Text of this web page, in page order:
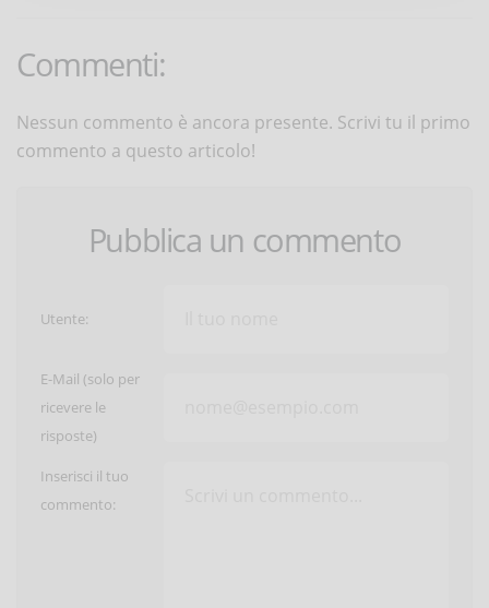
Commenti:
Nessun commento è ancora presente. Scrivi tu il primo
commento a questo articolo!
Pubblica un commento
Utente:
E-Mail (solo per
ricevere le
risposte)
Inserisci il tuo
commento: